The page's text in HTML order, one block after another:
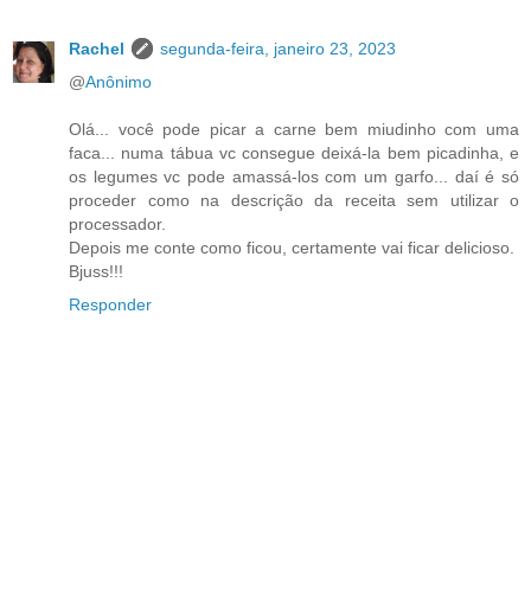
Rachel
segunda-feira, janeiro 23, 2023
@Anônimo
Olá... você pode picar a carne bem miudinho com uma
faca... numa tábua vc consegue deixá-la bem picadinha, e
os legumes vc pode amassá-los com um garfo... daí é só
proceder como na descrição da receita sem utilizar o
processador.
Depois me conte como ficou, certamente vai ficar delicioso.
Bjuss!!!
Responder